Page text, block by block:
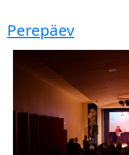
Perepäev